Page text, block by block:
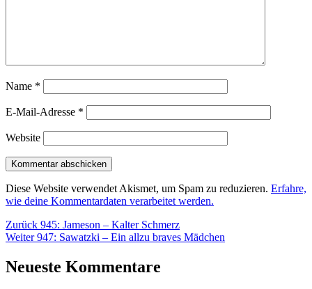
Name *
E-Mail-Adresse *
Website
Diese Website verwendet Akismet, um Spam zu reduzieren. Erfahre,
wie deine Kommentardaten verarbeitet werden.
Beitragsnavigation
Zurück Vorheriger
Beitrag:
945: Jameson – Kalter Schmerz
Weiter Nächster
947: Sawatzki – Ein allzu braves Mädchen
Neueste Kommentare